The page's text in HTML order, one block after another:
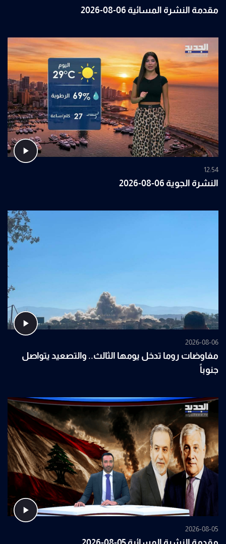
مقدمة النشرة المسائية 06-08-2026
12:54
النشرة الجوية 06-08-2026
2026-08-06
مفاوضات روما تدخل يومها الثالث.. والتصعيد يتواصل
جنوباً
2026-08-05